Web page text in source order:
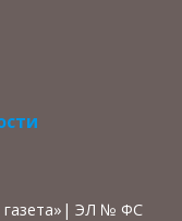
газета»| ЭЛ № ФС